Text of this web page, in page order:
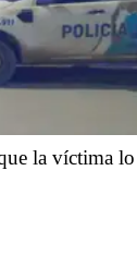
la víctima lo